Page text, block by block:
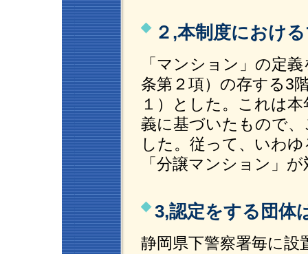
２,本制度におけ
「マンション」の定
条第２項）の存する3
１）とした。これは
義に基づいたもので
した。従って、いわ
「分譲マンション」
3,認定をする団体
静岡県下警察署毎に